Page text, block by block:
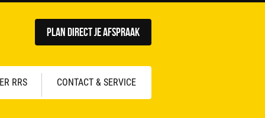
Plan direct je afspraak
RRS CONTACT & SERVICE